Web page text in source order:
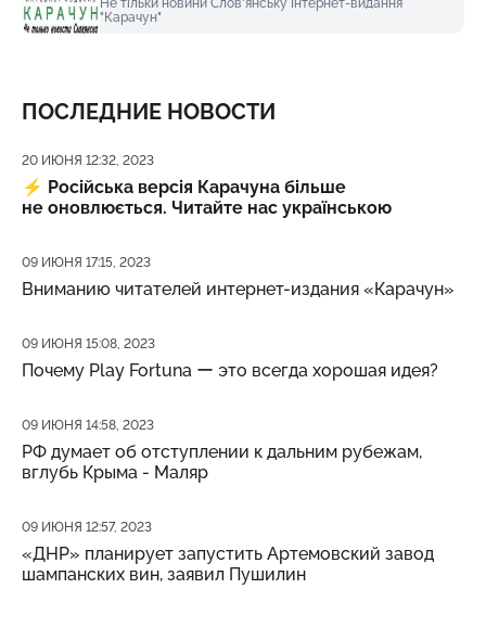
Не тільки новини Слов'янську Інтернет-видання
"Карачун"
ПОСЛЕДНИЕ НОВОСТИ
Дата публикации
20 ИЮНЯ 12:32, 2023
⚡️ Російська версія Карачуна більше
не оновлюється. Читайте нас українською
Дата публикации
09 ИЮНЯ 17:15, 2023
Вниманию читателей интернет-издания «Карачун»
Дата публикации
09 ИЮНЯ 15:08, 2023
Почему Play Fortuna ー это всегда хорошая идея?
Дата публикации
09 ИЮНЯ 14:58, 2023
РФ думает об отступлении к дальним рубежам,
вглубь Крыма - Маляр
Дата публикации
09 ИЮНЯ 12:57, 2023
«ДНР» планирует запустить Артемовский завод
шампанских вин, заявил Пушилин